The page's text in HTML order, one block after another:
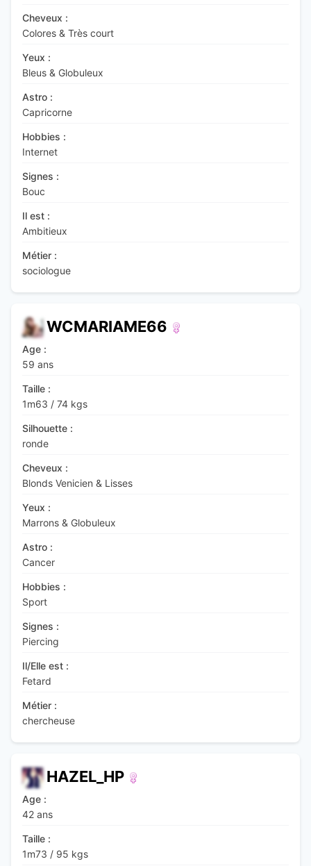
Cheveux :
Colores & Très court
Yeux :
Bleus & Globuleux
Astro :
Capricorne
Hobbies :
Internet
Signes :
Bouc
Il est :
Ambitieux
Métier :
sociologue
WCMARIAME66
Age :
59 ans
Taille :
1m63 / 74 kgs
Silhouette :
ronde
Cheveux :
Blonds Venicien & Lisses
Yeux :
Marrons & Globuleux
Astro :
Cancer
Hobbies :
Sport
Signes :
Piercing
Il/Elle est :
Fetard
Métier :
chercheuse
HAZEL_HP
Age :
42 ans
Taille :
1m73 / 95 kgs